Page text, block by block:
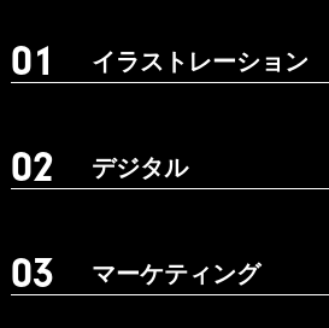
イラストレーション
デジタル
マーケティング